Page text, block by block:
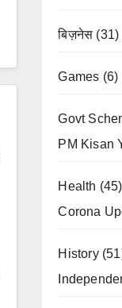
बिज़नेस (31)
Games (6)
Govt
PM Kisan
Health (45)
Corona
History